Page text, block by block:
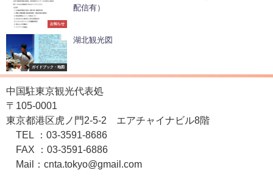
お知らせ
配信有）
ガイドブック・地図
湖北観光図
中国駐東京観光代表処
〒105-0001
東京都港区虎ノ門2-5-2 エアチャイナビル8階
TEL ：03-3591-8686
FAX ：03-3591-6886
Mail：cnta.tokyo@gmail.com